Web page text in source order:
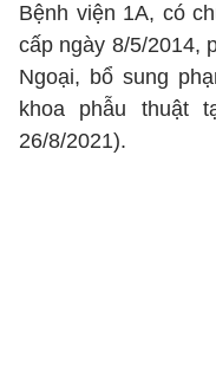
Bệnh viện 1A, có
cấp ngày 8/5/2014,
Ngoại, bổ sung
khoa phẫu thuật
26/8/2021).